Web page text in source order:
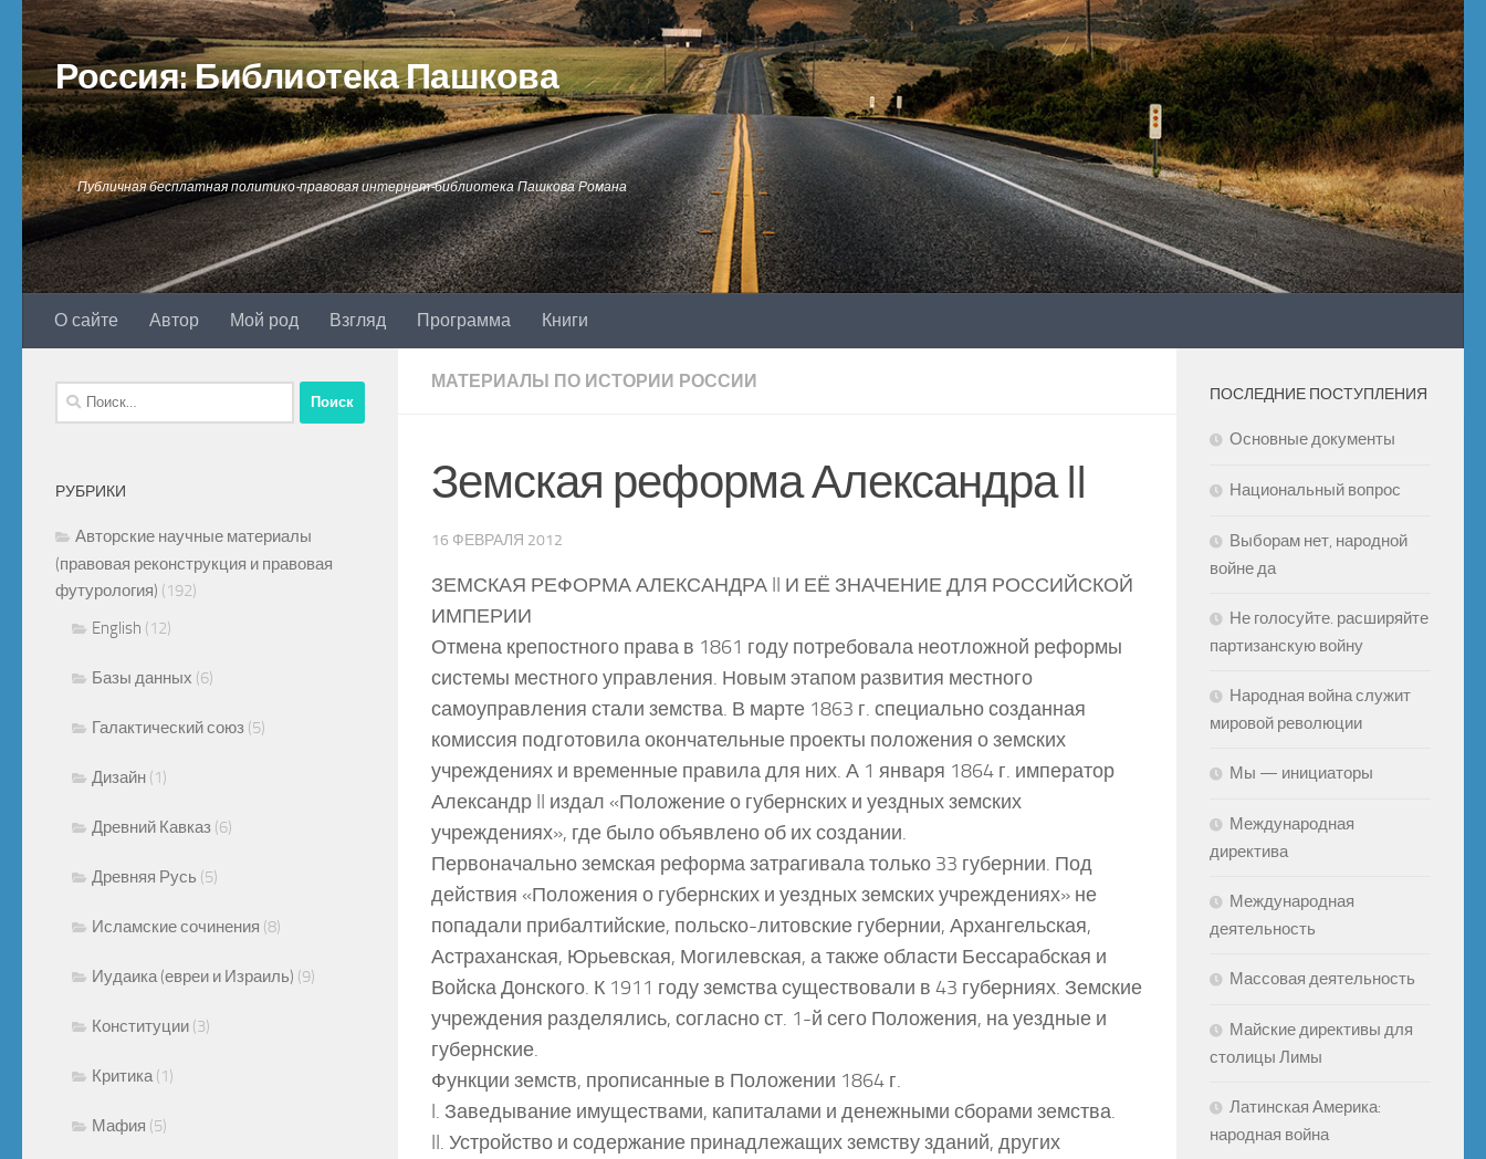
Перейти к содержимому
Россия: Библиотека Пашкова
Публичная бесплатная политико-правовая интернет-библиотека Пашкова Романа
О сайте Автор Мой род Взгляд Программа Книги
МАТЕРИАЛЫ ПО ИСТОРИИ РОССИИ
Земская реформа Александра II
16 ФЕВРАЛЯ 2012
ЗЕМСКАЯ РЕФОРМА АЛЕКСАНДРА II И ЕЁ ЗНАЧЕНИЕ ДЛЯ РОССИЙСКОЙ
ИМПЕРИИ
Отмена крепостного права в 1861 году потребовала неотложной реформы
системы местного управления. Новым этапом развития местного
самоуправления стали земства. В марте 1863 г. специально созданная
комиссия подготовила окончательные проекты положения о земских
учреждениях и временные правила для них. А 1 января 1864 г. император
Александр II издал «Положение о губернских и уездных земских
учреждениях», где было объявлено об их создании.
Первоначально земская реформа затрагивала только 33 губернии. Под
действия «Положения о губернских и уездных земских учреждениях» не
попадали прибалтийские, польско-литовские губернии, Архангельская,
Астраханская, Юрьевская, Могилевская, а также области Бессарабская и
Войска Донского. К 1911 году земства существовали в 43 губерниях. Земские
учреждения разделялись, согласно ст. 1-й сего Положения, на уездные и
губернские.
Функции земств, прописанные в Положении 1864 г.
I. Заведывание имуществами, капиталами и денежными сборами земства.
II. Устройство и содержание принадлежащих земству зданий, других
Найти:
РУБРИКИ
Авторские научные материалы
(правовая реконструкция и правовая
футурология) (192)
English (12)
Базы данных (6)
Галактический союз (5)
Дизайн (1)
Древний Кавказ (6)
Древняя Русь (5)
Исламские сочинения (8)
Иудаика (евреи и Израиль) (9)
Конституции (3)
Критика (1)
Мафия (5)
ПОСЛЕДНИЕ ПОСТУПЛЕНИЯ
Основные документы
Национальный вопрос
Выборам нет, народной
войне да
Не голосуйте. расширяйте
партизанскую войну
Народная война служит
мировой революции
Мы — инициаторы
Международная
директива
Международная
деятельность
Массовая деятельность
Майские директивы для
столицы Лимы
Латинская Америка:
народная война